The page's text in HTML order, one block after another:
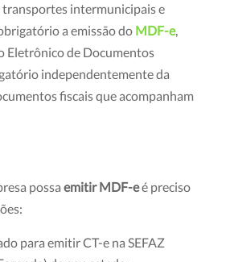
intermunicipais e
a emissão do MDF-e,
Eletrônico de Documentos
independentemente da
fiscais que acompanham
possa emitir MDF-eé preciso
para emitir CT-e na SEFAZ